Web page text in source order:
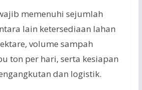
memenuhi sejumlah
lain ketersediaan lahan
volume sampah
ton per hari, serta kesiapan
dan logistik.